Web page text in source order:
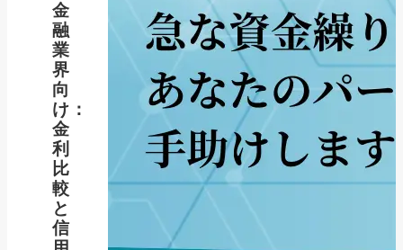
金
融
業
界
向
け：
金
利
比
較
と
信